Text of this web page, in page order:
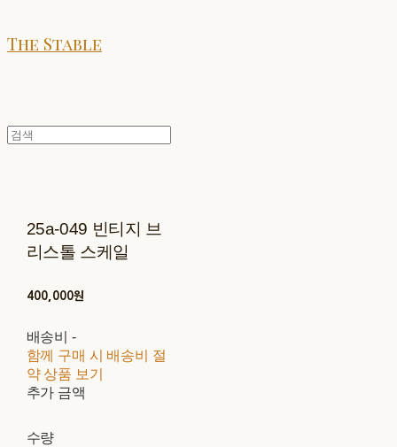
The Stable
25a-049 빈티지 브
리스톨 스케일
400,000원
배송비 -
함께 구매 시 배송비 절
약 상품 보기
추가 금액
수량